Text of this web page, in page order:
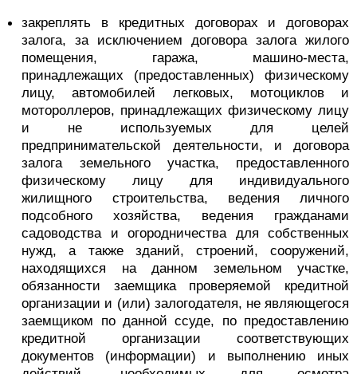
закреплять в кредитных договорах и договорах
залога, за исключением договора залога жилого
помещения, гаража, машино-места,
принадлежащих (предоставленных) физическому
лицу, автомобилей легковых, мотоциклов и
мотороллеров, принадлежащих физическому лицу
и не используемых для целей
предпринимательской деятельности, и договора
залога земельного участка, предоставленного
физическому лицу для индивидуального
жилищного строительства, ведения личного
подсобного хозяйства, ведения гражданами
садоводства и огородничества для собственных
нужд, а также зданий, строений, сооружений,
находящихся на данном земельном участке,
обязанности заемщика проверяемой кредитной
организации и (или) залогодателя, не являющегося
заемщиком по данной ссуде, по предоставлению
кредитной организации соответствующих
документов (информации) и выполнению иных